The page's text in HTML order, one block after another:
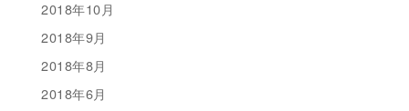
2018年10月
2018年9月
2018年8月
2018年6月